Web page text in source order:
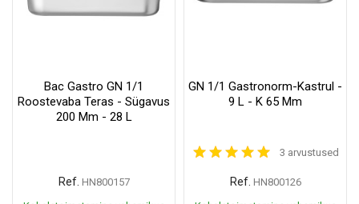
Bac Gastro GN 1/1
Roostevaba Teras - Sügavus
200 Mm - 28 L
Ref. HN800157
GN 1/1 Gastronorm-Kastrul -
9 L - K 65 Mm
3 arvustused
Ref. HN800126